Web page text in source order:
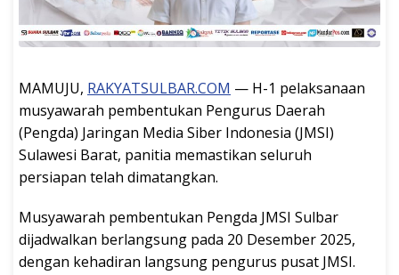
MAMUJU, RAKYATSULBAR.COM — H-1 pelaksanaan
musyawarah pembentukan Pengurus Daerah
(Pengda) Jaringan Media Siber Indonesia (JMSI)
Sulawesi Barat, panitia memastikan seluruh
persiapan telah dimatangkan.
Musyawarah pembentukan Pengda JMSI Sulbar
dijadwalkan berlangsung pada 20 Desember 2025,
dengan kehadiran langsung pengurus pusat JMSI.